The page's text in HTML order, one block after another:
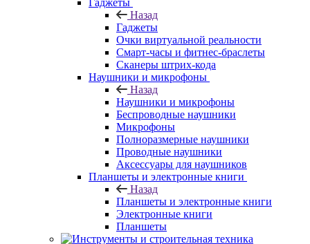
Гаджеты
Назад
Гаджеты
Очки виртуальной реальности
Смарт-часы и фитнес-браслеты
Сканеры штрих-кода
Наушники и микрофоны
Назад
Наушники и микрофоны
Беспроводные наушники
Микрофоны
Полноразмерные наушники
Проводные наушники
Аксессуары для наушников
Планшеты и электронные книги
Назад
Планшеты и электронные книги
Электронные книги
Планшеты